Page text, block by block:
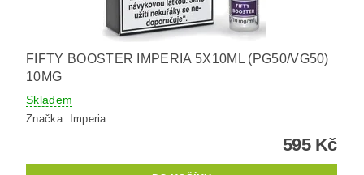
FIFTY BOOSTER IMPERIA 5X10ML (PG50/VG50)
10MG
Skladem
Značka: Imperia
595 Kč